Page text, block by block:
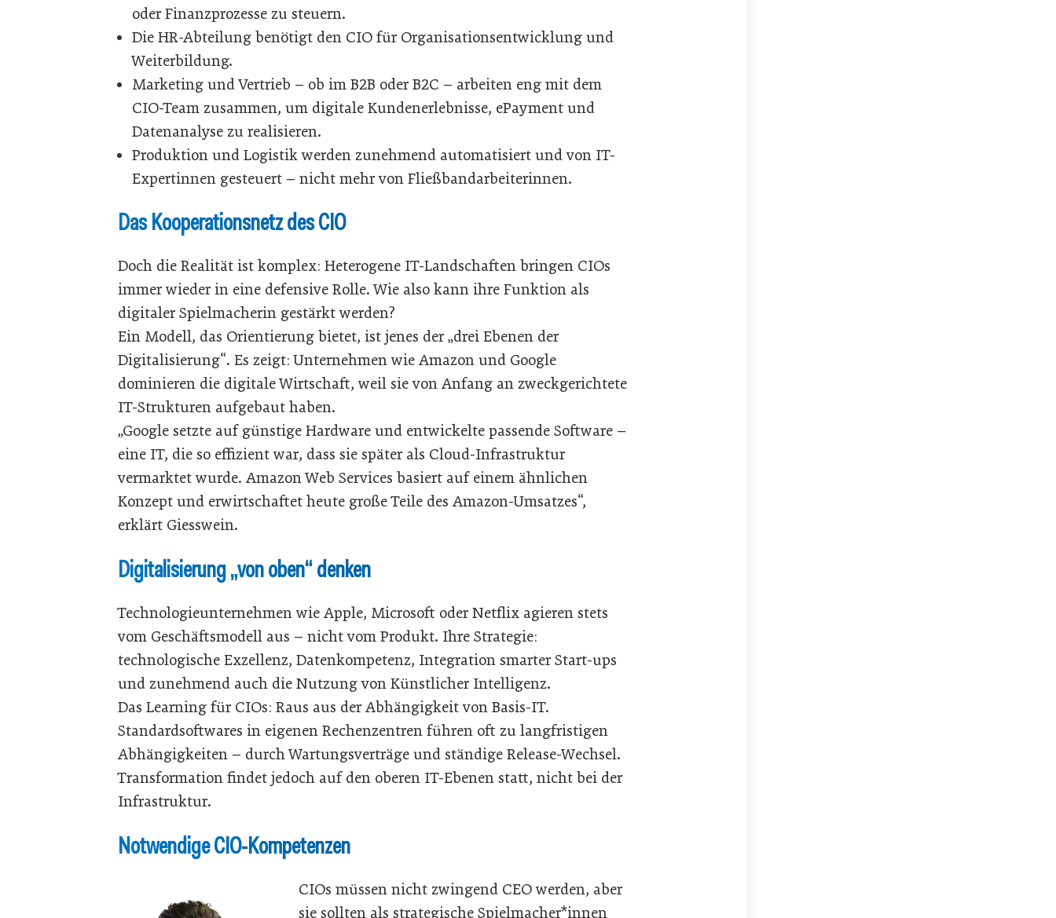
oder Finanzprozesse zu steuern.
Die HR-Abteilung benötigt den CIO für Organisationsentwicklung und
Weiterbildung.
Marketing und Vertrieb – ob im B2B oder B2C – arbeiten eng mit dem
CIO-Team zusammen, um digitale Kundenerlebnisse, ePayment und
Datenanalyse zu realisieren.
Produktion und Logistik werden zunehmend automatisiert und von IT-
Expertinnen gesteuert – nicht mehr von Fließbandarbeiterinnen.
Das Kooperationsnetz des CIO
Doch die Realität ist komplex: Heterogene IT-Landschaften bringen CIOs
immer wieder in eine defensive Rolle. Wie also kann ihre Funktion als
digitaler Spielmacherin gestärkt werden?
Ein Modell, das Orientierung bietet, ist jenes der „drei Ebenen der
Digitalisierung“. Es zeigt: Unternehmen wie Amazon und Google
dominieren die digitale Wirtschaft, weil sie von Anfang an zweckgerichtete
IT-Strukturen aufgebaut haben.
„Google setzte auf günstige Hardware und entwickelte passende Software –
eine IT, die so effizient war, dass sie später als Cloud-Infrastruktur
vermarktet wurde. Amazon Web Services basiert auf einem ähnlichen
Konzept und erwirtschaftet heute große Teile des Amazon-Umsatzes“,
erklärt Giesswein.
Digitalisierung „von oben“ denken
Technologieunternehmen wie Apple, Microsoft oder Netflix agieren stets
vom Geschäftsmodell aus – nicht vom Produkt. Ihre Strategie:
technologische Exzellenz, Datenkompetenz, Integration smarter Start-ups
und zunehmend auch die Nutzung von Künstlicher Intelligenz.
Das Learning für CIOs: Raus aus der Abhängigkeit von Basis-IT.
Standardsoftwares in eigenen Rechenzentren führen oft zu langfristigen
Abhängigkeiten – durch Wartungsverträge und ständige Release-Wechsel.
Transformation findet jedoch auf den oberen IT-Ebenen statt, nicht bei der
Infrastruktur.
Notwendige CIO-Kompetenzen
CIOs müssen nicht zwingend CEO werden, aber
sie sollten als strategische Spielmacher*innen